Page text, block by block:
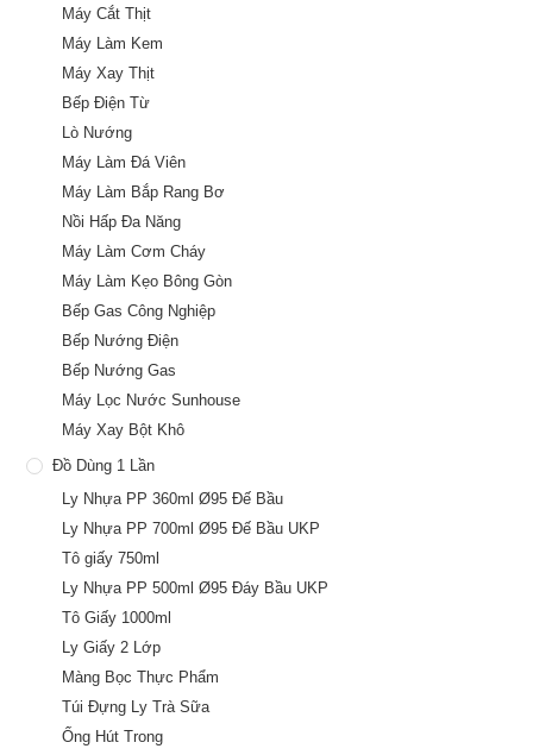
Máy Cắt Thịt
Máy Làm Kem
Máy Xay Thịt
Bếp Điện Từ
Lò Nướng
Máy Làm Đá Viên
Máy Làm Bắp Rang Bơ
Nồi Hấp Đa Năng
Máy Làm Cơm Cháy
Máy Làm Kẹo Bông Gòn
Bếp Gas Công Nghiệp
Bếp Nướng Điện
Bếp Nướng Gas
Máy Lọc Nước Sunhouse
Máy Xay Bột Khô
Đồ Dùng 1 Lần
Ly Nhựa PP 360ml Ø95 Đế Bầu
Ly Nhựa PP 700ml Ø95 Đế Bầu UKP
Tô giấy 750ml
Ly Nhựa PP 500ml Ø95 Đáy Bầu UKP
Tô Giấy 1000ml
Ly Giấy 2 Lớp
Màng Bọc Thực Phẩm
Túi Đựng Ly Trà Sữa
Ống Hút Trong